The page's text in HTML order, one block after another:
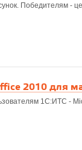
Победителям -
2010 для
1С:ИТС -